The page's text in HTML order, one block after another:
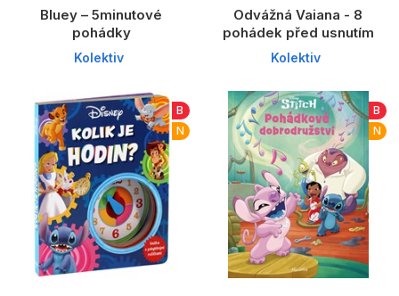
Bluey – 5minutové
pohádky
Kolektiv
Odvážná Vaiana - 8
pohádek před usnutím
Kolektiv
B
N
B
N